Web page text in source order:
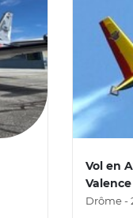
Vol en
Valence
Drôme -